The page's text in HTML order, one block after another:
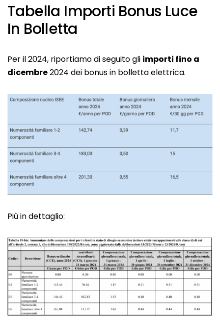
Tabella Importi Bonus Luce
In Bolletta
Per il 2024, riportiamo di seguito gli importi fino a
dicembre2024 dei bonus in bolletta elettrica.
Più in dettaglio: